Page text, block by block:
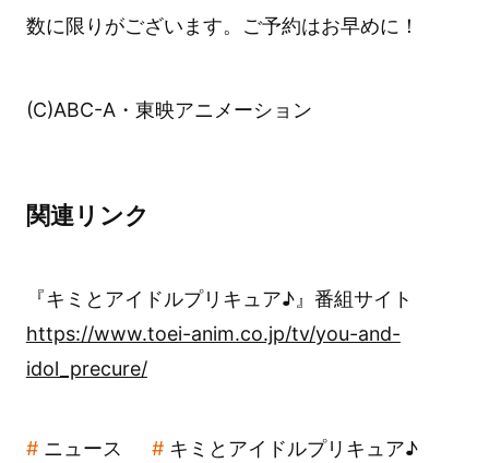
数に限りがございます。ご予約はお早めに！
(C)ABC-A・東映アニメーション
関連リンク
『キミとアイドルプリキュア♪』番組サイト
https://www.toei-anim.co.jp/tv/you-and-
idol_precure/
ニュース キミとアイドルプリキュア♪